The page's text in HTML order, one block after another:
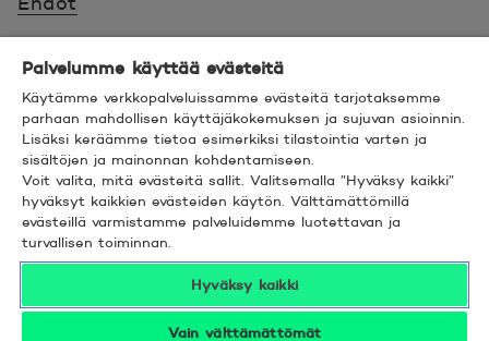
Saavutettavuus
Hyödyllistä tietää
© 2026 POP Pankki,Hevosenkenkä 3, 02600
ESPOO
Palvelumme käyttää evästeitä
Käytämme verkkopalveluissamme evästeitä tarjotaksemme
parhaan mahdollisen käyttäjäkokemuksen ja sujuvan asioinnin.
Lisäksi keräämme tietoa esimerkiksi tilastointia varten ja
sisältöjen ja mainonnan kohdentamiseen.
Voit valita, mitä evästeitä sallit. Valitsemalla ”Hyväksy kaikki”
hyväksyt kaikkien evästeiden käytön. Välttämättömillä
evästeillä varmistamme palveluidemme luotettavan ja
turvallisen toiminnan.
Hyväksy kaikki
Vain välttämättömät